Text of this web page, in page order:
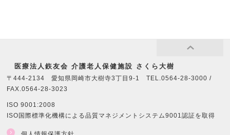
医療法⼈鉃友会 介護老人保健施設 さくら大樹
〒444-2134 愛知県岡崎市大樹寺3丁目9-1 TEL.0564-28-3000 /
FAX.0564-28-3023
ISO 9001:2008
ISO国際標準化機構による品質マネジメントシステム9001認証を取得